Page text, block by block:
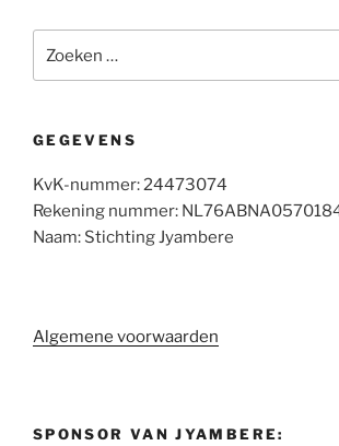
naar:
GEGEVENS
KvK-nummer: 24473074
Rekening nummer:
Naam: Stichting Jyambere
Algemene voorwaarden
SPONSOR VAN JYAMBERE: